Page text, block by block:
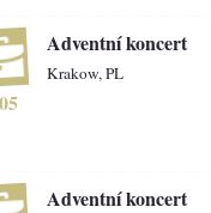
Adventní koncert
Krakow, PL
Adventní koncert